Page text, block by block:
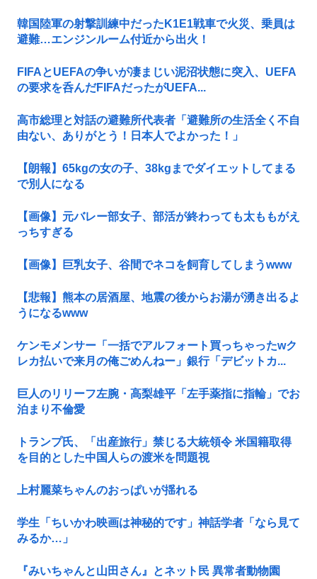
韓国陸軍の射撃訓練中だったK1E1戦車で火災、乗員は
避難…エンジンルーム付近から出火！
FIFAとUEFAの争いが凄まじい泥沼状態に突入、UEFA
の要求を呑んだFIFAだったがUEFA...
高市総理と対話の避難所代表者「避難所の生活全く不自
由ない、ありがとう！日本人でよかった！」
【朗報】65kgの女の子、38kgまでダイエットしてまる
で別人になる
【画像】元バレー部女子、部活が終わっても太ももがえ
っちすぎる
【画像】巨乳女子、谷間でネコを飼育してしまうwww
【悲報】熊本の居酒屋、地震の後からお湯が湧き出るよ
うになるwww
ケンモメンサー「一括でアルフォート買っちゃったwク
レカ払いで来月の俺ごめんねー」銀行「デビットカ...
巨人のリリーフ左腕・高梨雄平「左手薬指に指輪」でお
泊まり不倫愛
トランプ氏、「出産旅行」禁じる大統領令 米国籍取得
を目的とした中国人らの渡米を問題視
上村麗菜ちゃんのおっぱいが揺れる
学生「ちいかわ映画は神秘的です」神話学者「なら見て
みるか…」
『みいちゃんと山田さん』とネット民 異常者動物園